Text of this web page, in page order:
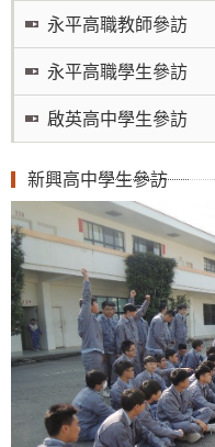
永平高職教師參訪
永平高職學生參訪
啟英高中學生參訪
新興高中學生參訪